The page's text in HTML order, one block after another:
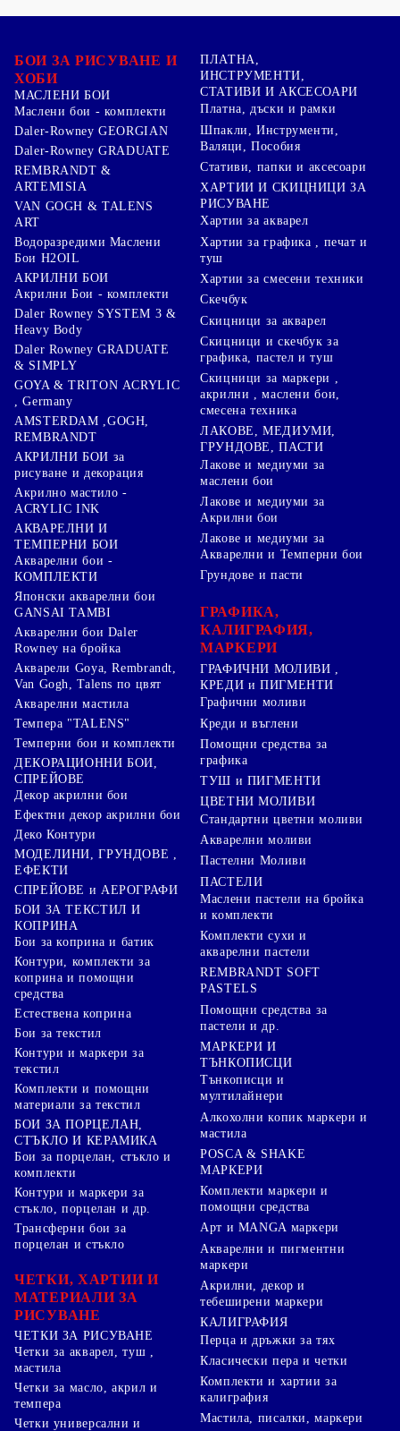
БОИ ЗА РИСУВАНЕ И
ХОБИ
МАСЛЕНИ БОИ
Маслени бои - комплекти
Daler-Rowney GEORGIAN
Daler-Rowney GRADUATE
REMBRANDT &
ARTEMISIA
VAN GOGH & TALENS
ART
Водоразредими Маслени
Бои H2OIL
АКРИЛНИ БОИ
Акрилни Бои - комплекти
Daler Rowney SYSTEM 3 &
Heavy Body
Daler Rowney GRADUATE
& SIMPLY
GOYA & TRITON АCRYLIC
, Germany
AMSTERDAM ,GOGH,
REMBRANDT
АКРИЛНИ БОИ за
рисуване и декорация
Акрилно мастило -
ACRYLIC INK
АКВАРЕЛНИ И
ТЕМПЕРНИ БОИ
Акварелни бои -
КОМПЛЕКТИ
Японски акварелни бои
GANSAI TAMBI
Акварелни бои Daler
Rowney на бройка
Акварели Goya, Rembrandt,
Van Gogh, Talens по цвят
Акварелни мастила
Темпера "TALENS"
Темперни бои и комплекти
ДЕКОРАЦИОННИ БОИ,
СПРЕЙОВЕ
Декор акрилни бои
Ефектни декор акрилни бои
Деко Контури
МОДЕЛИНИ, ГРУНДОВЕ ,
ЕФЕКТИ
СПРЕЙОВЕ и АЕРОГРАФИ
БОИ ЗА ТЕКСТИЛ И
КОПРИНА
Бои за коприна и батик
Контури, комплекти за
коприна и помощни
средства
Естествена коприна
Бои за текстил
Контури и маркери за
текстил
Комплекти и помощни
материали за текстил
БОИ ЗА ПОРЦЕЛАН,
СТЪКЛО И КЕРАМИКА
Бои за порцелан, стъкло и
комплекти
Контури и маркери за
стъкло, порцелан и др.
Трансферни бои за
порцелан и стъкло
ЧЕТКИ, ХАРТИИ И
МАТЕРИАЛИ ЗА
РИСУВАНЕ
ЧЕТКИ ЗА РИСУВАНЕ
Четки за акварел, туш ,
мастила
Четки за масло, акрил и
темпера
Четки универсални и
ПЛАТНА,
ИНСТРУМЕНТИ,
СТАТИВИ И АКСЕСОАРИ
Платна, дъски и рамки
Шпакли, Инструменти,
Валяци, Пособия
Стативи, папки и аксесоари
ХАРТИИ И СКИЦНИЦИ ЗА
РИСУВАНЕ
Хартии за акварел
Хартии за графика , печат и
туш
Хартии за смесени техники
Скечбук
Скицници за акварел
Скицници и скечбук за
графика, пастел и туш
Скицници за маркери ,
акрилни , маслени бои,
смесена техника
ЛАКОВЕ, МЕДИУМИ,
ГРУНДОВЕ, ПАСТИ
Лакове и медиуми за
маслени бои
Лакове и медиуми за
Акрилни бои
Лакове и медиуми за
Акварелни и Темперни бои
Грундове и пасти
ГРАФИКА,
КАЛИГРАФИЯ,
МАРКЕРИ
ГРАФИЧНИ МОЛИВИ ,
КРЕДИ и ПИГМЕНТИ
Графични моливи
Креди и въглени
Помощни средства за
графика
ТУШ и ПИГМЕНТИ
ЦВЕТНИ МОЛИВИ
Стандартни цветни моливи
Акварелни моливи
Пастелни Моливи
ПАСТЕЛИ
Маслени пастели на бройка
и комплекти
Комплекти сухи и
акварелни пастели
REMBRANDT SOFT
PASTELS
Помощни средства за
пастели и др.
МАРКЕРИ И
ТЪНКОПИСЦИ
Тънкописци и
мултилайнери
Алкохолни копик маркери и
мастила
POSCA & SHAKE
МАРКЕРИ
Комплекти маркери и
помощни средства
Арт и MANGA маркери
Акварелни и пигментни
маркери
Акрилни, декор и
тебеширени маркери
КАЛИГРАФИЯ
Перца и дръжки за тях
Класически пера и четки
Комплекти и хартии за
калиграфия
Мастила, писалки, маркери